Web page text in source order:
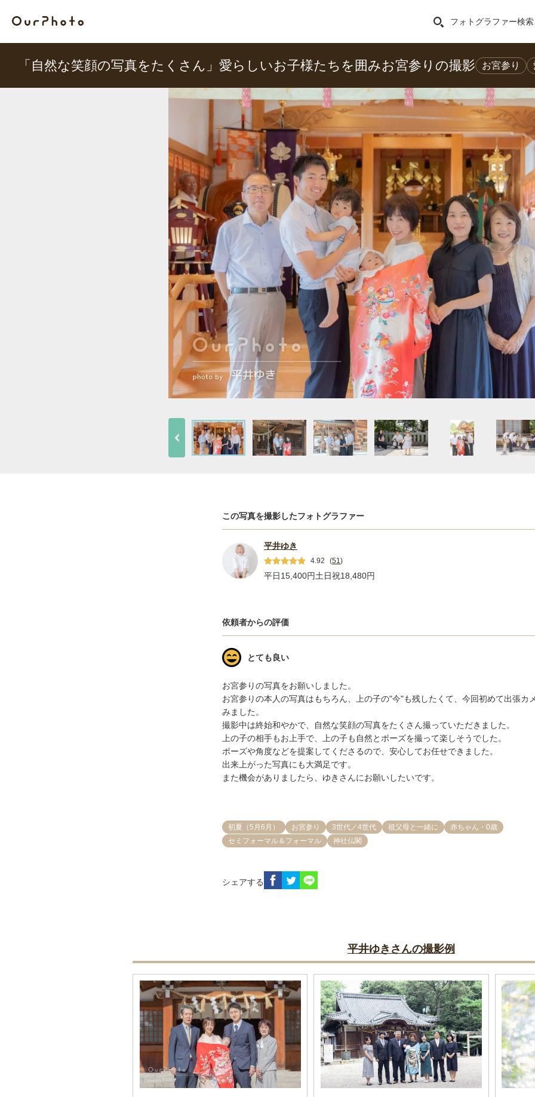
フォトグラファー検索
「自然な笑顔の写真をたくさん」愛らしいお子様たちを囲みお宮参りの撮影 お宮参り
この写真を撮影したフォトグラファー
平井ゆき
4.92 (51)
平日15,400円土日祝18,480円
依頼者からの評価
とても良い
お宮参りの写真をお願いしました。
お宮参りの本人の写真はもちろん、上の子の"今"も残したくて、今回初めて出張カ
みました。
撮影中は終始和やかで、自然な笑顔の写真をたくさん撮っていただきました。
上の子の相手もお上手で、上の子も自然とポーズを撮って楽しそうでした。
ポーズや角度などを提案してくださるので、安心してお任せできました。
出来上がった写真にも大満足です。
また機会がありましたら、ゆきさんにお願いしたいです。
初夏（5月6月） お宮参り 3世代／4世代 祖父母と一緒に
赤ちゃん・0歳
セミフォーマル＆フォーマル
神社仏閣
シェアする
平井ゆきさんの撮影例